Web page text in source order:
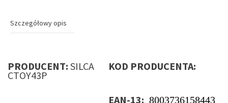
Szczegółowy opis
PRODUCENT: SILCA KOD PRODUCENTA:
CTOY43P
EAN-13: 8003736158443